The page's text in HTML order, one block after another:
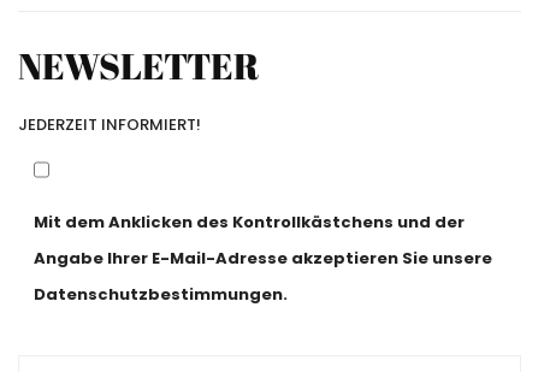
NEWSLETTER
JEDERZEIT INFORMIERT!
Mit dem Anklicken des Kontrollkästchens und der
Angabe Ihrer E-Mail-Adresse akzeptieren Sie unsere
Datenschutzbestimmungen.